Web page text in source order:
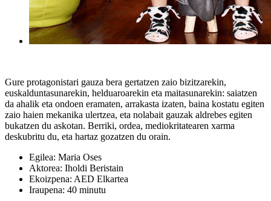
Gure protagonistari gauza bera gertatzen zaio bizitzarekin,
euskalduntasunarekin, helduaroarekin eta maitasunarekin: saiatzen
da ahalik eta ondoen eramaten, arrakasta izaten, baina kostatu egiten
zaio haien mekanika ulertzea, eta nolabait gauzak aldrebes egiten
bukatzen du askotan. Berriki, ordea, mediokritatearen xarma
deskubritu du, eta hartaz gozatzen du orain.
Egilea: Maria Oses
Aktorea: Iholdi Beristain
Ekoizpena: AED Elkartea
Iraupena: 40 minutu